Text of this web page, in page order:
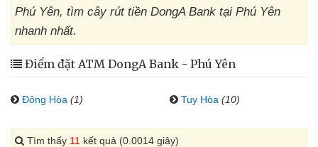
Phú Yên, tìm cây rút tiền DongA Bank tại Phú Yên
nhanh nhất.
Điểm đặt ATM DongA Bank - Phú Yên
Đông Hòa (1) Tuy Hòa (10)
Tìm thấy 11 kết quả (0.0014 giây)